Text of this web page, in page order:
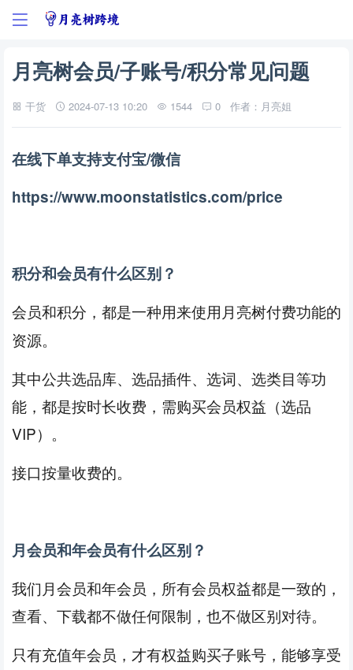
月亮树会员/子账号/积分常见问题
干货 2024-07-13 10:20 1544 0 作者：月亮姐
在线下单支持支付宝/微信
https://www.moonstatistics.com/price
积分和会员有什么区别？
会员和积分 ，都是一种用来使用月亮树付费功能的
资源。
其中公共选品库、选品插件、选词、选类目等功
能，都是按时长收费，需购买会员权益（选品
VIP）。
接口按量收费的。
月会员和年会员有什么区别？
我们月会员和年会员，所有会员权益都是一致的，
查看、下载都不做任何限制，也不做区别对待。
只有充值年会员，才有权益购买子账号，能够享受